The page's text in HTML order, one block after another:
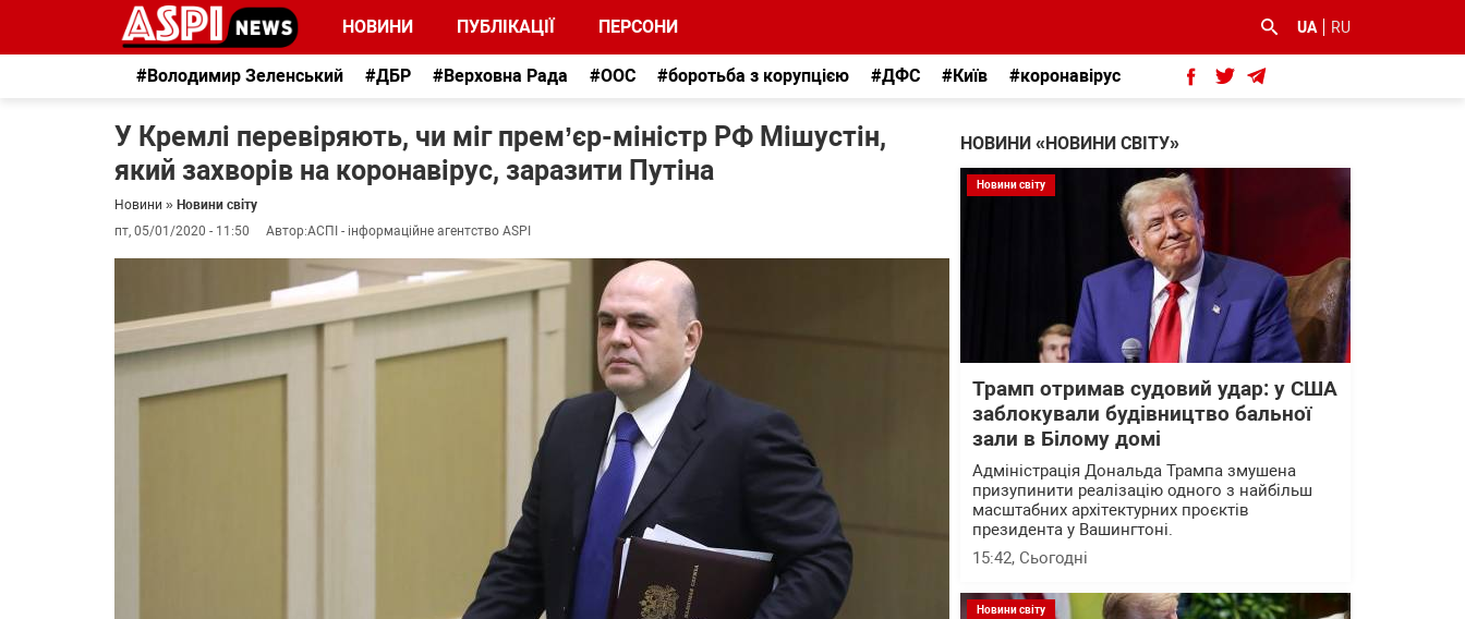
НОВИНИ ПУБЛІКАЦІЇ ПЕРСОНИ UA RU
#Володимир Зеленський #ДБР #Верховна Рада #ООС #боротьба з корупцією #ДФС #Київ #коронавірус
У Кремлі перевіряють, чи міг прем’єр-міністр РФ Мішустін,
який захворів на коронавірус, заразити Путіна
Новини » Новини світу
пт, 05/01/2020 - 11:50
Автор:АСПІ - інформаційне агентство ASPI
НОВИНИ «НОВИНИ СВІТУ»
Новини світу
Трамп отримав судовий удар: у США
заблокували будівництво бальної
зали в Білому домі
Адміністрація Дональда Трампа змушена
призупинити реалізацію одного з найбільш
масштабних архітектурних проєктів
президента у Вашингтоні.
15:42, Сьогодні
Новини світу